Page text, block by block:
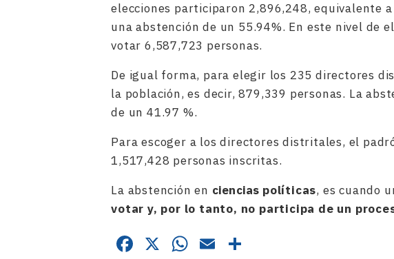
elecciones participaron 2,896,248, equivalente
una abstención de un 55.94%. En este nivel de
votar 6,587,723 personas.
De igual forma, para elegir los 235 directores
la población, es decir, 879,339 personas. La
de un 41.97 %.
Para escoger a los directores distritales, el
1,517,428 personas inscritas.
La abstención en ciencias políticas, es cuando
votar y, por lo tanto, no participa de un
Facebook
X WhatsApp
Email